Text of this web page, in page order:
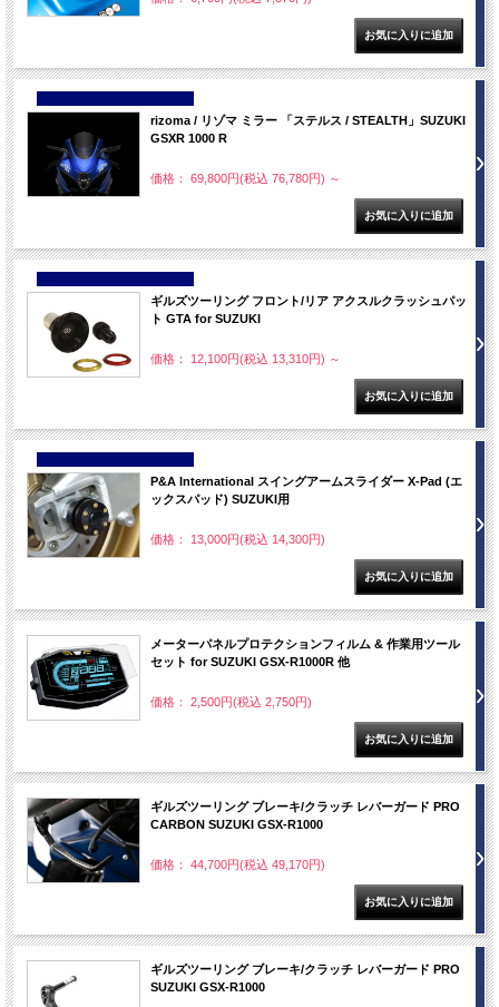
rizoma / リゾマ ミラー 「ステルス / STEALTH」SUZUKI
GSXR 1000 R
価格： 69,800円(税込 76,780円) ～
ギルズツーリング フロント/リア アクスルクラッシュパッ
ト GTA for SUZUKI
価格： 12,100円(税込 13,310円) ～
P&A International スイングアームスライダー X-Pad (エ
ックスパッド) SUZUKI用
価格： 13,000円(税込 14,300円)
メーターパネルプロテクションフィルム & 作業用ツール
セット for SUZUKI GSX-R1000R 他
価格： 2,500円(税込 2,750円)
ギルズツーリング ブレーキ/クラッチ レバーガード PRO
CARBON SUZUKI GSX-R1000
価格： 44,700円(税込 49,170円)
ギルズツーリング ブレーキ/クラッチ レバーガード PRO
SUZUKI GSX-R1000